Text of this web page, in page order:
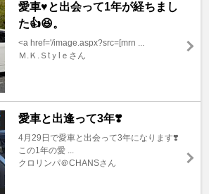
愛車♥と出会って1年が経ちまし
た👍😆。
<a href='/image.aspx?src=[mrn ...
Ｍ.Ｋ.Ｓtｙlｅさん
愛車と出逢って3年❣️
4月29日で愛車と出会って3年になります❣️
この1年の愛 ...
クロリンパ＠CHANSさん